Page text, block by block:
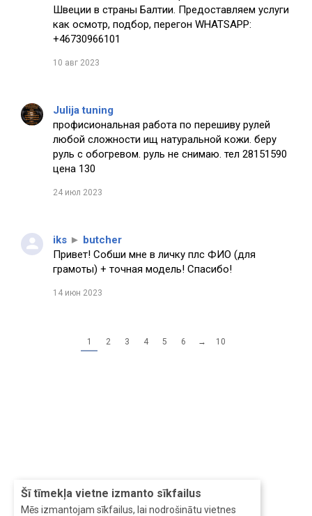
Šī tīmekļa vietne izmanto sīkfailus
Mēs izmantojam sīkfailus, lai nodrošinātu vietnes
Швеции в страны Балтии. Предоставляем услуги
как осмотр, подбор, перегон WHATSAPP:
+46730966101
10 авг 2023
Julija tuning
профисиональная работа по перешиву рулей
любой сложности ищ натуральной кожи. беру
руль с обогревом. руль не снимаю. тел 28151590
цена 130
24 июл 2023
iks ► butcher
Привет! Собши мне в личку плс ФИО (для
грамоты) + точная модель! Спасибо!
14 июн 2023
1 2 3 4 5 6 → 10